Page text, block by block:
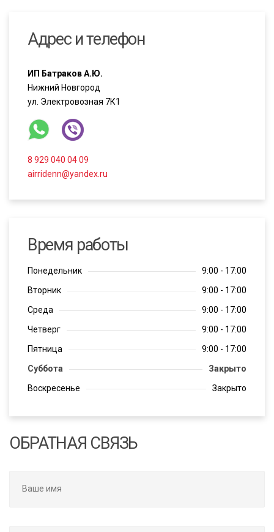
Адрес и телефон
ИП Батраков А.Ю.
Нижний Новгород
ул. Электровозная 7К1
8 929 040 04 09
airridenn@yandex.ru
Время работы
Понедельник
9:00 - 17:00
Вторник
9:00 - 17:00
Среда
9:00 - 17:00
Четверг
9:00 - 17:00
Пятница
9:00 - 17:00
Суббота
Закрыто
Воскресенье
Закрыто
ОБРАТНАЯ СВЯЗЬ